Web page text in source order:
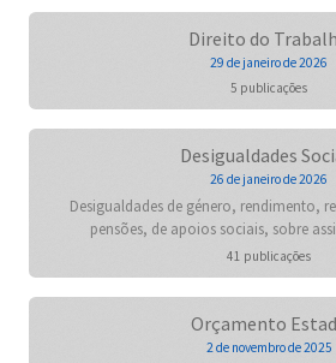
Direito do
29 de janeiro de 2026
5 publicações
Desigualdades
26 de janeiro de 2026
Desigualdades de género, rendimento,
pensões, de apoios sociais, sobre
41 publicações
Orçamento
2 de novembro de 2025